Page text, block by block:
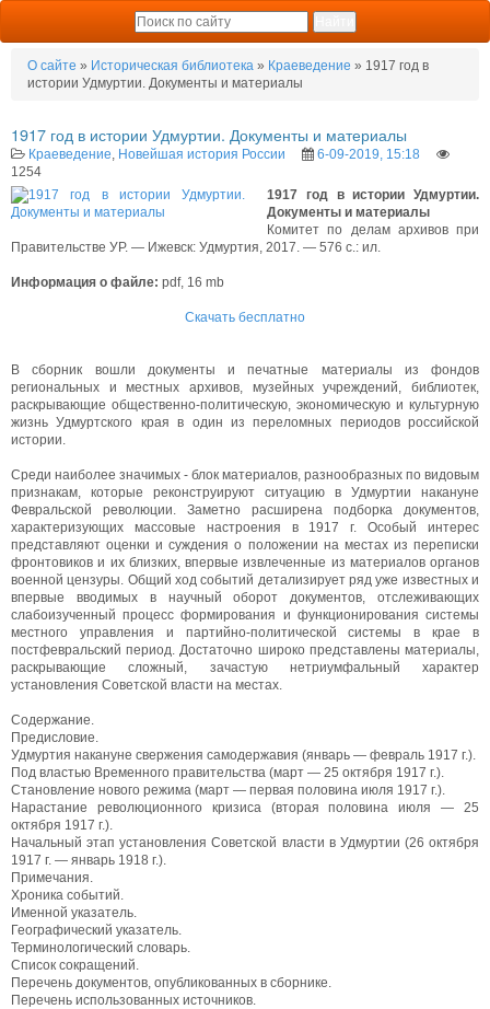
О сайте » Историческая библиотека » Краеведение » 1917 год в
истории Удмуртии. Документы и материалы
1917 год в истории Удмуртии. Документы и материалы
Краеведение Новейшая история России
6-09-2019, 15:18
1254
1917 год в истории Удмуртии.
Документы и материалы
Комитет по делам архивов при
Правительстве УР. — Ижевск: Удмуртия, 2017. — 576 с.: ил.
Информация о файле: pdf, 16 mb
Скачать бесплатно
В сборник вошли документы и печатные материалы из фондов
региональных и местных архивов, музейных учреждений, библиотек,
раскрывающие общественно-политическую, экономическую и культурную
жизнь Удмуртского края в один из переломных периодов российской
истории.
Среди наиболее значимых - блок материалов, разнообразных по видовым
признакам, которые реконструируют ситуацию в Удмуртии накануне
Февральской революции. Заметно расширена подборка документов,
характеризующих массовые настроения в 1917 г. Особый интерес
представляют оценки и суждения о положении на местах из переписки
фронтовиков и их близких, впервые извлеченные из материалов органов
военной цензуры. Общий ход событий детализирует ряд уже известных и
впервые вводимых в научный оборот документов, отслеживающих
слабоизученный процесс формирования и функционирования системы
местного управления и партийно-политической системы в крае в
постфевральский период. Достаточно широко представлены материалы,
раскрывающие сложный, зачастую нетриумфальный характер
установления Советской власти на местах.
Содержание.
Предисловие.
Удмуртия накануне свержения самодержавия (январь — февраль 1917 г.).
Под властью Временного правительства (март — 25 октября 1917 г.).
Становление нового режима (март — первая половина июля 1917 г.).
Нарастание революционного кризиса (вторая половина июля — 25
октября 1917 г.).
Начальный этап установления Советской власти в Удмуртии (26 октября
1917 г. — январь 1918 г.).
Примечания.
Хроника событий.
Именной указатель.
Географический указатель.
Терминологический словарь.
Список сокращений.
Перечень документов, опубликованных в сборнике.
Перечень использованных источников.